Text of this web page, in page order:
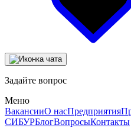
Задайте вопрос
Меню
ВакансииО насПредприятия
СИБУРБлогВопросыКонтакты